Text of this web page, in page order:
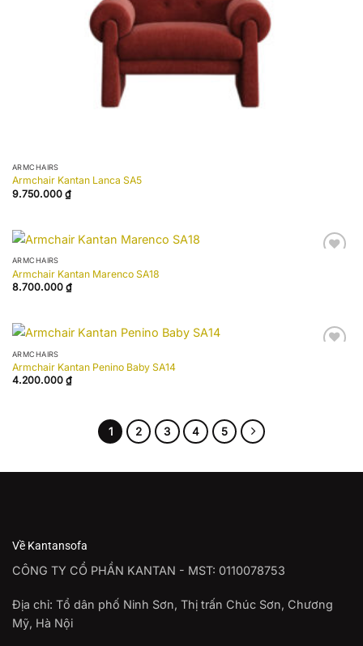
ARMCHAIRS
Armchair Kantan Lanca SA5
9.750.000 ₫
ARMCHAIRS
Armchair Kantan Marenco SA18
8.700.000 ₫
ARMCHAIRS
Armchair Kantan Penino Baby SA14
4.200.000 ₫
1 2 3 4 5
Về Kantansofa
CÔNG TY CỔ PHẦN KANTAN - MST: 0110078753
Địa chỉ: Tổ dân phố Ninh Sơn, Thị trấn Chúc Sơn, Chương
Mỹ, Hà Nội